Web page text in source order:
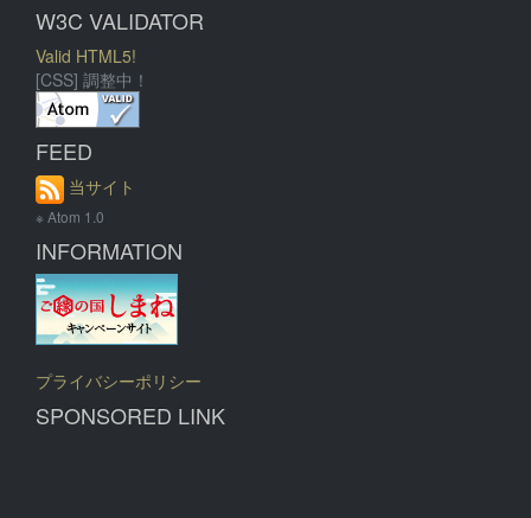
W3C VALIDATOR
Valid HTML5!
[CSS] 調整中！
FEED
当サイト
※ Atom 1.0
INFORMATION
プライバシーポリシー
SPONSORED LINK